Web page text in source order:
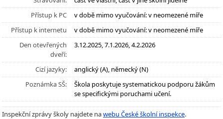
Přístup k PC
v době mimo vyučování: v neomezené míře
Přístup k internetu
v době mimo vyučování: v neomezené míře
Den otevřených
dveří:
3.12.2025, 7.1.2026, 4.2.2026
Cizí jazyky:
anglický (A), německý (N)
Poznámka SŠ:
Škola poskytuje systematickou podporu žákům
se specifickými poruchami učení.
Inspekční zprávy školy najdete nawebu České školní inspekce.